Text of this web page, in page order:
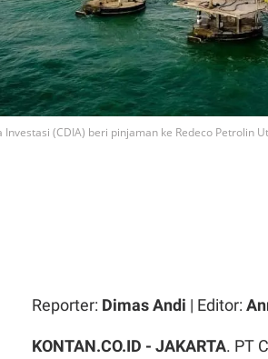
Investasi (CDIA) beri pinjaman ke Redeco Petrolin
Reporter: Dimas Andi | Editor:
KONTAN.CO.ID - JAKARTA. PT